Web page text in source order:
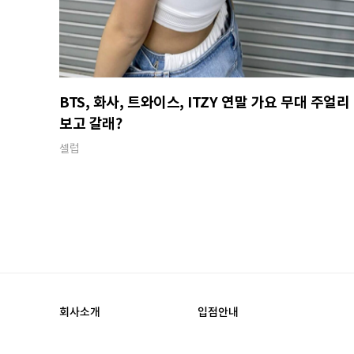
BTS, 화사, 트와이스, ITZY 연말 가요 무대 주얼리
보고 갈래?
셀럽
회사소개 입점안내